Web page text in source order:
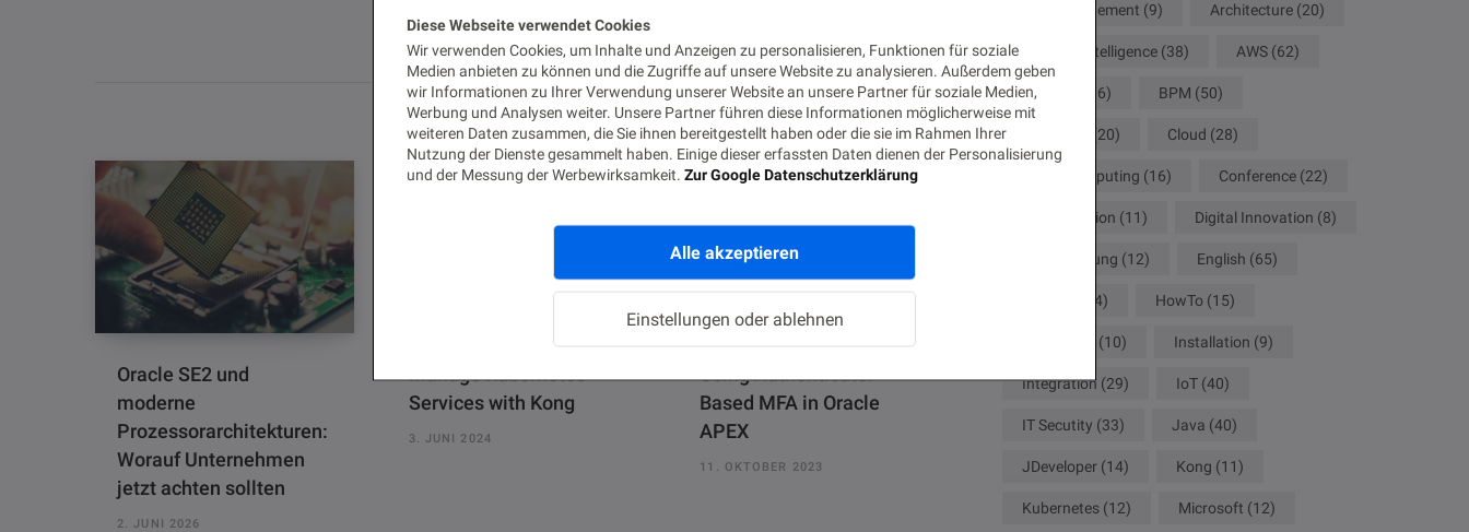
Diese Webseite verwendet Cookies
Wir verwenden Cookies, um Inhalte und Anzeigen zu personalisieren, Funktionen für soziale
Medien anbieten zu können und die Zugriffe auf unsere Website zu analysieren. Außerdem geben
wir Informationen zu Ihrer Verwendung unserer Website an unsere Partner für soziale Medien,
Werbung und Analysen weiter. Unsere Partner führen diese Informationen möglicherweise mit
weiteren Daten zusammen, die Sie ihnen bereitgestellt haben oder die sie im Rahmen Ihrer
Nutzung der Dienste gesammelt haben. Einige dieser erfassten Daten dienen der Personalisierung
und der Messung der Werbewirksamkeit. Zur Google Datenschutzerklärung
Alle akzeptieren
Einstellungen oder ablehnen
i
t
e
n
e
d
n
Ähnliche Posts
Oracle SE2 und
moderne
Prozessorarchitekturen:
Worauf Unternehmen
jetzt achten sollten
2. JUNI 2026
Manage Kubernetes
Services with Kong
3. JUNI 2024
Using Authenticator
Based MFA in Oracle
APEX
11. OKTOBER 2023
API Management (9) Architecture (20)
Artificial Intelligence (38) AWS (62)
Big Data (16) BPM (50)
(20) Cloud (28)
Cloud Computing (16) Conference (22)
Configuration (11) Digital Innovation (8)
Digitalisierung (12) English (65)
(34) HowTo (15)
(10) Installation (9)
Integration (29) IoT (40)
IT Secutity (33) Java (40)
JDeveloper (14) Kong (11)
Kubernetes (12) Microsoft (12)